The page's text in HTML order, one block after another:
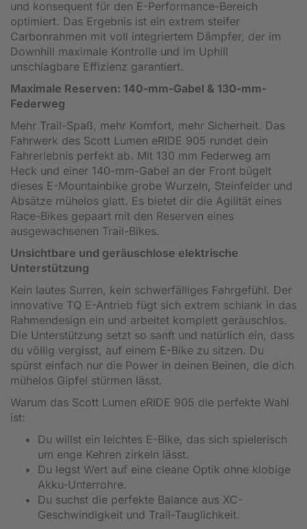
und konsequent für den E-Performance-Bereich
optimiert. Das Ergebnis ist ein extrem steifer
Carbonrahmen mit voll integriertem Dämpfer, der im
Downhill maximale Kontrolle und im Uphill
unschlagbare Effizienz garantiert.
Maximale Reserven: 140-mm-Gabel & 130-mm-
Federweg
Mehr Trail-Spaß, mehr Komfort, mehr Sicherheit. Das
Fahrwerk des Scott Lumen eRIDE 905 rundet dein
Fahrerlebnis perfekt ab. Mit 130 mm Federweg am
Heck und einer 140-mm-Gabel an der Front bügelt
dieses E-Mountainbike grobe Wurzeln, Steinfelder und
Absätze mühelos glatt. Es bietet dir die Agilität eines
Race-Bikes gepaart mit den Reserven eines
ausgewachsenen Trail-Bikes.
Unsichtbare und geräuschlose elektrische
Unterstützung
Kein lautes Surren, kein schwerfälliges Fahrgefühl. Der
innovative TQ E-Antrieb fügt sich extrem schlank in das
Rahmendesign ein und arbeitet komplett geräuschlos.
Die Unterstützung setzt so sanft und natürlich ein, dass
du völlig vergisst, auf einem E-Bike zu sitzen. Du
spürst einfach nur die Power in deinen Beinen, die dich
mühelos Gipfel stürmen lässt.
Warum das Scott Lumen eRIDE 905 die perfekte Wahl
ist:
Du willst ein leichtes E-Bike, das sich spielerisch
um enge Kehren zirkeln lässt.
Du legst Wert auf eine cleane Optik ohne klobige
Akku-Unterrohre.
Du suchst die perfekte Balance aus XC-
Geschwindigkeit und Trail-Tauglichkeit.